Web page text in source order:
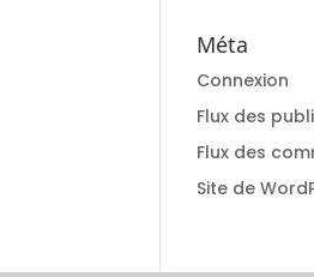
Méta
Connexion
Flux des
Flux des
Site de